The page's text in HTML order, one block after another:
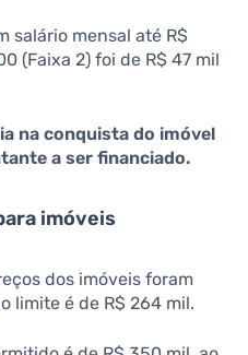
salário mensal até R$
(Faixa 2) foi de R$ 47 mil
na conquista do imóvel
a ser financiado.
imóveis
dos imóveis foram
limite é de R$ 264 mil.